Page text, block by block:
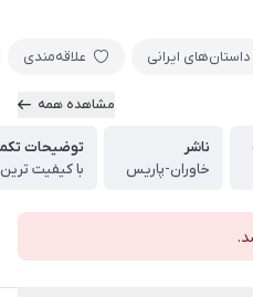
ایرانی علاقه‌مندی
مشاهده همه
ناشر
خاوران-پاریس
توضیحات
با کیفیت